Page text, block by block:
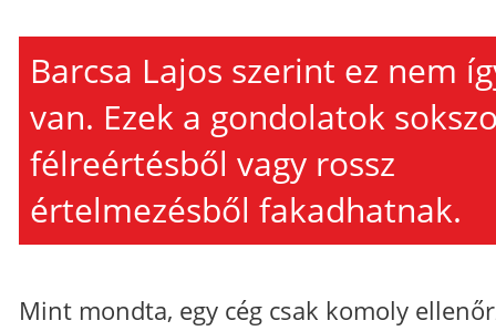
Barcsa Lajos szerint ez nem
van. Ezek a gondolatok
félreértésből vagy rossz
értelmezésből fakadhatnak.
Mint mondta, egy cég csak komoly